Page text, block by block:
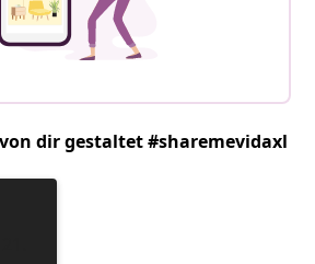
dir gestaltet #sharemevidaxl